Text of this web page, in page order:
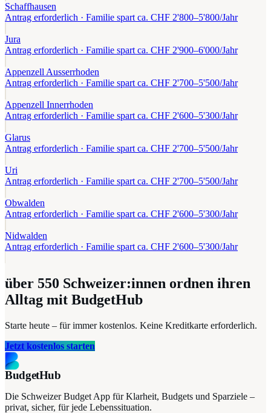
Schaffhausen
Antrag erforderlich · Familie spart ca. CHF 2'800–5'800/Jahr
Jura
Antrag erforderlich · Familie spart ca. CHF 2'900–6'000/Jahr
Appenzell Ausserrhoden
Antrag erforderlich · Familie spart ca. CHF 2'700–5'500/Jahr
Appenzell Innerrhoden
Antrag erforderlich · Familie spart ca. CHF 2'600–5'300/Jahr
Glarus
Antrag erforderlich · Familie spart ca. CHF 2'700–5'500/Jahr
Uri
Antrag erforderlich · Familie spart ca. CHF 2'700–5'500/Jahr
Obwalden
Antrag erforderlich · Familie spart ca. CHF 2'600–5'300/Jahr
Nidwalden
Antrag erforderlich · Familie spart ca. CHF 2'600–5'300/Jahr
über 550 Schweizer:innen ordnen ihren
Alltag mit BudgetHub
Starte heute – für immer kostenlos. Keine Kreditkarte erforderlich.
Jetzt kostenlos starten
BudgetHub
Die Schweizer Budget App für Klarheit, Budgets und Sparziele –
privat, sicher, für jede Lebenssituation.